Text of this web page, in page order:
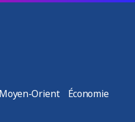
Moyen-Orient Économie